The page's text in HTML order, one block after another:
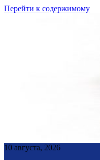
Перейти к содержимому
10 августа, 2026